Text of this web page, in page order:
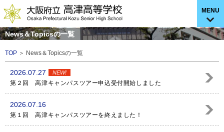
MENU
News＆Topicsの一覧
TOP ＞ News＆Topicsの一覧
2026.07.27 NEW!
第２回 高津キャンパスツアー申込受付開始しました
2026.07.16
第１回 高津キャンパスツアーを終えました！